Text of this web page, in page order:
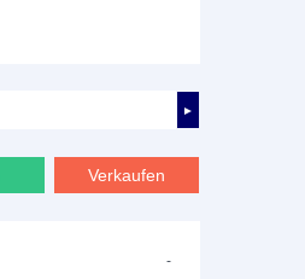
►
Verkaufen
-